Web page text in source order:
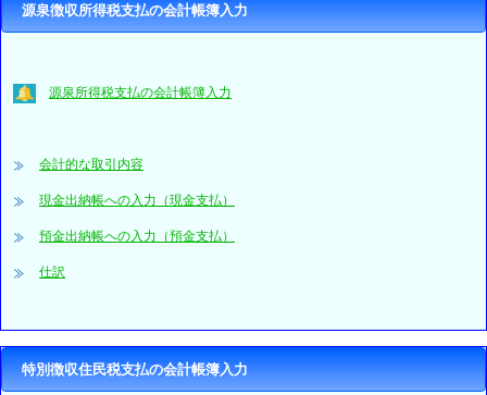
源泉徴収所得税支払の会計帳簿入力
源泉所得税支払の会計帳簿入力
会計的な取引内容
現金出納帳への入力（現金支払）
預金出納帳への入力（預金支払）
仕訳
特別徴収住民税支払の会計帳簿入力